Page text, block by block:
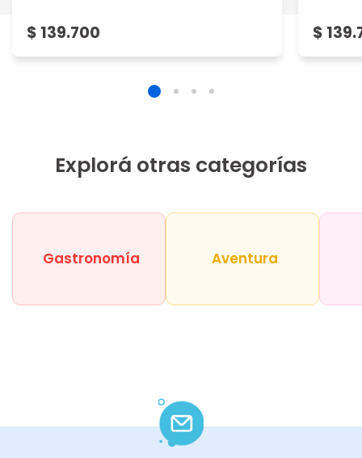
$ 139.700 $
Explorá otras categorías
Gastronomía Aventura